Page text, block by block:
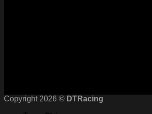
Copyright 2026 © DTRacing